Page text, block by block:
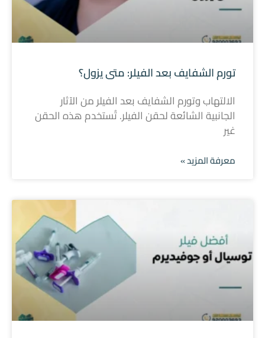
تورم الشفايف بعد الفيلر: متى يزول؟
الالتهاب وتورم الشفايف بعد الفيلر من الآثار
الجانبية الشائعة لحقن الفيلر. تُستخدم هذه الحقن
غير
معرفة المزيد »